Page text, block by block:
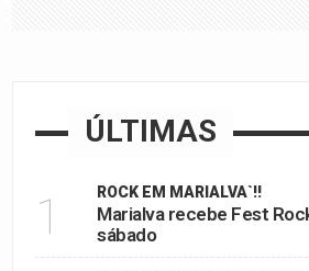
ÚLTIMAS
1 ROCK EM MARIALVA`!!
Marialva recebe Fest
sábado